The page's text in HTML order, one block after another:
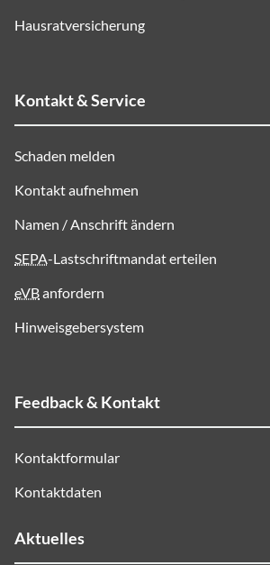
Hausratversicherung
Kontakt & Service
Schaden melden
Kontakt aufnehmen
Namen / Anschrift ändern
SEPA-Lastschriftmandat erteilen
eVBanfordern
Hinweisgebersystem
Feedback & Kontakt
Kontaktformular
Kontaktdaten
Aktuelles